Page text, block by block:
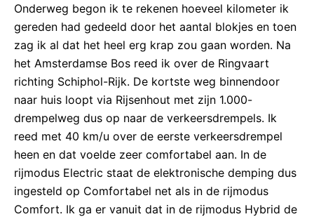
Onderweg begon ik te rekenen hoeveel kilometer ik
gereden had gedeeld door het aantal blokjes en toen
zag ik al dat het heel erg krap zou gaan worden. Na
het Amsterdamse Bos reed ik over de Ringvaart
richting Schiphol-Rijk. De kortste weg binnendoor
naar huis loopt via Rijsenhout met zijn 1.000-
drempelweg dus op naar de verkeersdrempels. Ik
reed met 40 km/u over de eerste verkeersdrempel
heen en dat voelde zeer comfortabel aan. In de
rijmodus Electric staat de elektronische demping dus
ingesteld op Comfortabel net als in de rijmodus
Comfort. Ik ga er vanuit dat in de rijmodus Hybrid de